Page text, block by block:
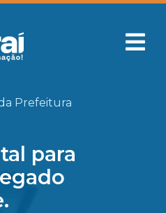
Prefeitura
para